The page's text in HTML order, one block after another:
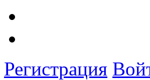
Регистрация